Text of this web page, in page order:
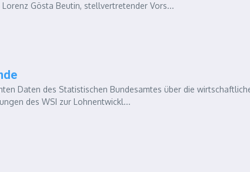
Gösta Beutin, stellvertretender Vors...
Daten des Statistischen Bundesamtes über die
des WSI zur Lohnentwickl...